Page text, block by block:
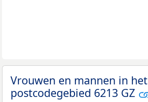
Vrouwen en mannen in het
postcodegebied 6213 GZ